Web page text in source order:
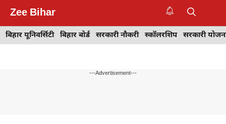
content
Zee Bihar
बिहार यूनिवर्सिटी बिहार बोर्ड सरकारी नौकरी स्कॉलरशिप सरकारी
---Advertisement---